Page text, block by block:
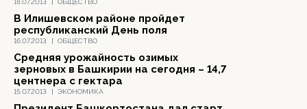
18.07.2013 | ОБЩЕСТВО
16.07.2013 | ОБЩЕСТВО
В Илишевском районе пройдет
республиканский День поля
15.07.2013 | ЭКОНОМИКА
Средняя урожайность озимых
зерновых в Башкирии на сегодня – 14,7
центнера с гектара